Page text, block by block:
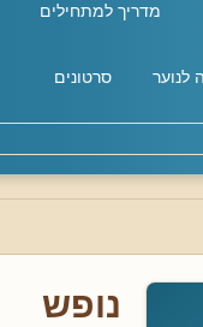
מדריך למתחילים
לנוער סרטונים
נופש